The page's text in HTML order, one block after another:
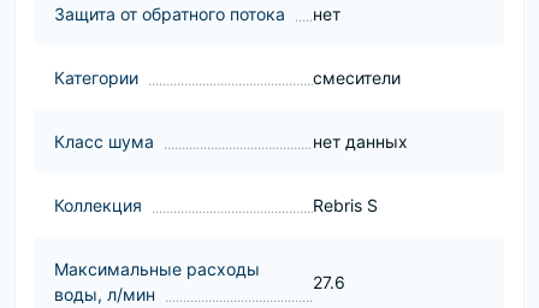
Защита от обратного потока нет
Категории смесители
Класс шума нет данных
Коллекция Rebris S
Максимальные расходы
воды, л/мин
27.6